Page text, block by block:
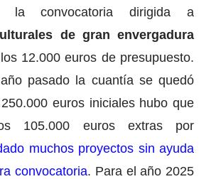
la convocatoria dirigida a
de gran envergadura
12.000 euros de presupuesto.
pasado la cuantía se quedó
euros iniciales hubo que
105.000 euros extras por
muchos proyectos sin ayuda
convocatoria. Para el año 2025